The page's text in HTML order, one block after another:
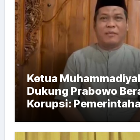
Ketua
Dukung Prabowo
Korupsi: